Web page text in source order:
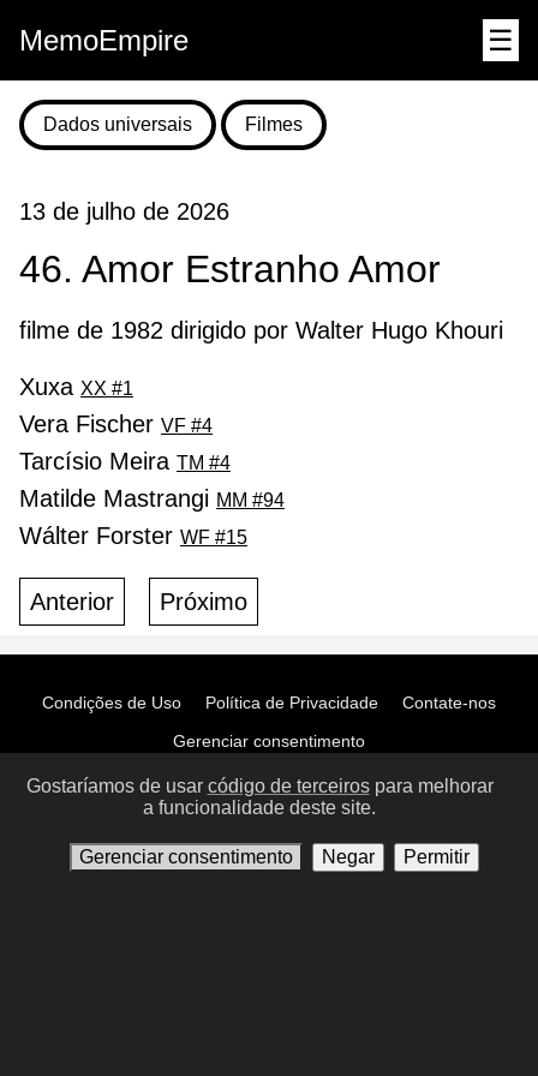
MemoEmpire ☰
Dados universais Filmes
13 de julho de 2026
46. Amor Estranho Amor
filme de 1982 dirigido por Walter Hugo Khouri
Xuxa XX #1
Vera Fischer VF #4
Tarcísio Meira TM #4
Matilde Mastrangi MM #94
Wálter Forster WF #15
Anterior Próximo
Condições de Uso Política de Privacidade
Contate-nos
Gerenciar consentimento
Gostaríamos de usar código de terceirospara melhorar
a funcionalidade deste site.
Gerenciar consentimento Negar Permitir